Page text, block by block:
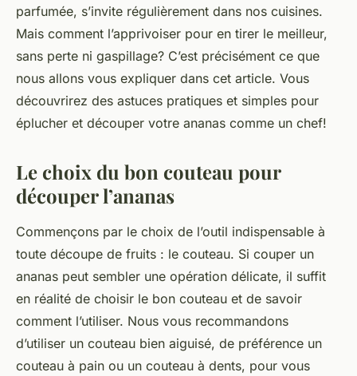
parfumée, s’invite régulièrement dans nos cuisines.
Mais comment l’apprivoiser pour en tirer le meilleur,
sans perte ni gaspillage? C’est précisément ce que
nous allons vous expliquer dans cet article. Vous
découvrirez des astuces pratiques et simples pour
éplucher et découper votre ananas comme un chef!
Le choix du bon couteau pour
découper l’ananas
Commençons par le choix de l’outil indispensable à
toute découpe de fruits : le couteau. Si couper un
ananas peut sembler une opération délicate, il suffit
en réalité de choisir le bon couteau et de savoir
comment l’utiliser. Nous vous recommandons
d’utiliser un couteau bien aiguisé, de préférence un
couteau à pain ou un couteau à dents, pour vous